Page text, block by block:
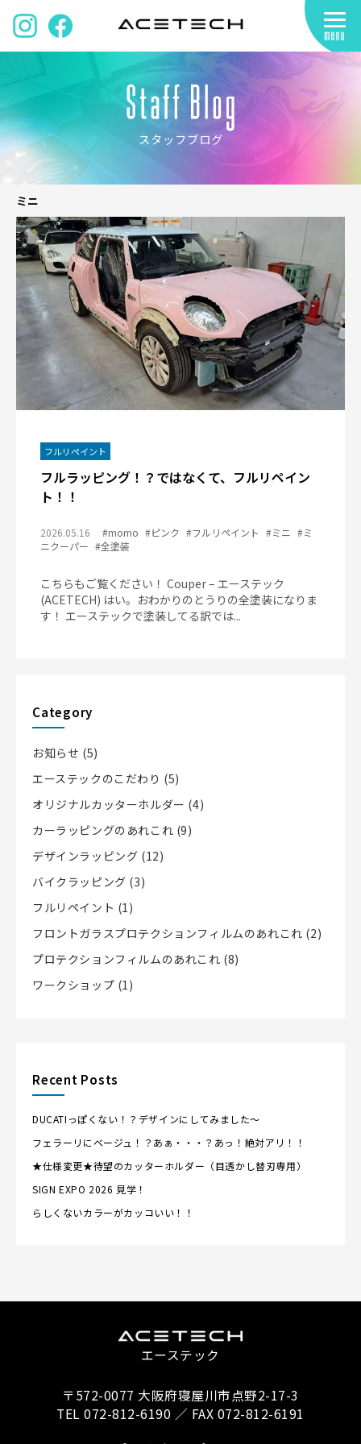
スタッフブログ
ミニ
フルリペイント
フルラッピング！？ではなくて、フルリペイン
ト！！
2026.05.16 #momo #ピンク #フルリペイント #ミニ #ミ
ニクーパー #全塗装
こちらもご覧ください！ Couper – エーステック
(ACETECH) はい。おわかりのとうりの全塗装になりま
す！ エーステックで塗装してる訳では...
Category
お知らせ (5)
エーステックのこだわり (5)
オリジナルカッターホルダー (4)
カーラッピングのあれこれ (9)
デザインラッピング (12)
バイクラッピング (3)
フルリペイント (1)
フロントガラスプロテクションフィルムのあれこれ (2)
プロテクションフィルムのあれこれ (8)
ワークショップ (1)
Recent Posts
DUCATIっぽくない！？デザインにしてみました～
フェラーリにベージュ！？あぁ・・・？あっ！絶対アリ！！
★仕様変更★待望のカッターホルダー（目透かし替刃専用）
SIGN EXPO 2026 見学！
らしくないカラーがカッコいい！！
エーステック
〒572-0077 大阪府寝屋川市点野2-17-3
TEL 072-812-6190 ／ FAX 072-812-6191